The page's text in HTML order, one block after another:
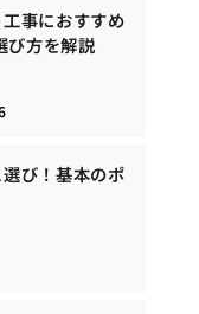
事におすすめ
び方を解説
び！基本のポ